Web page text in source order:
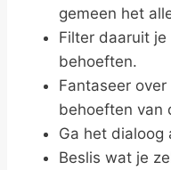
gemeen het
Filter daaruit
behoeften.
Fantaseer
behoeften van
Ga het dialoog
Beslis wat je